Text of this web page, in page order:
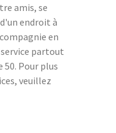
amis, se
endroit à
en
partout
50. Pour plus
veuillez